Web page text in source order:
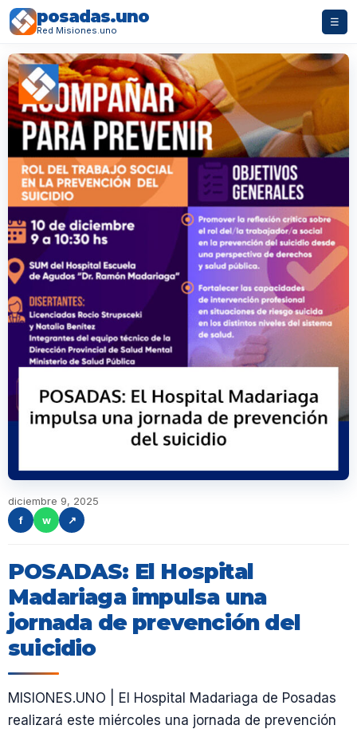
posadas.uno
Red Misiones.uno
☰
diciembre 9, 2025
f
w ↗
POSADAS: El Hospital
Madariaga impulsa una
jornada de prevención del
suicidio
MISIONES.UNO | El Hospital Madariaga de Posadas
realizará este miércoles una jornada de prevención